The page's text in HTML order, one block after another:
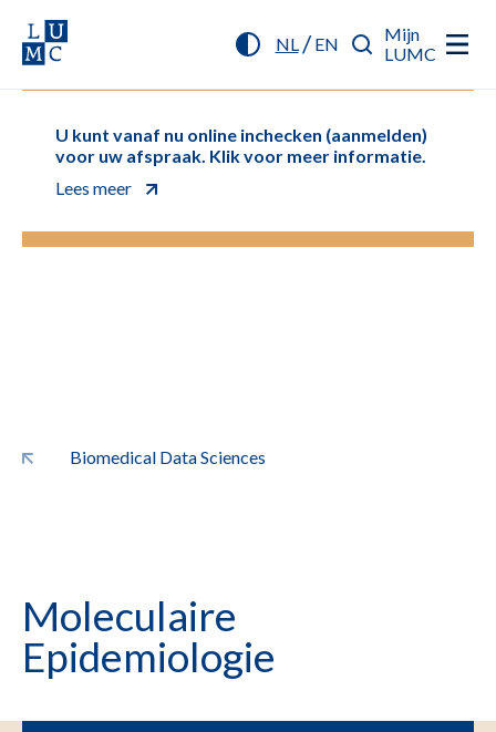
NL/ EN
Mijn
LUMC
U kunt vanaf nu online inchecken (aanmelden)
voor uw afspraak. Klik voor meer informatie.
Lees meer
Biomedical Data Sciences
Moleculaire
Epidemiologie